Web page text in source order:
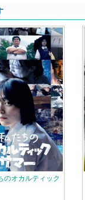
のオカルティック